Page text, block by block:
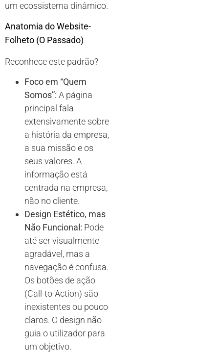
um ecossistema dinâmico.
Anatomia do Website-
Folheto (O Passado)
Reconhece este padrão?
Foco em “Quem
Somos”: A página
principal fala
extensivamente sobre
a história da empresa,
a sua missão e os
seus valores. A
informação está
centrada na empresa,
não no cliente.
Design Estético, mas
Não Funcional: Pode
até ser visualmente
agradável, mas a
navegação é confusa.
Os botões de ação
(Call-to-Action) são
inexistentes ou pouco
claros. O design não
guia o utilizador para
um objetivo.